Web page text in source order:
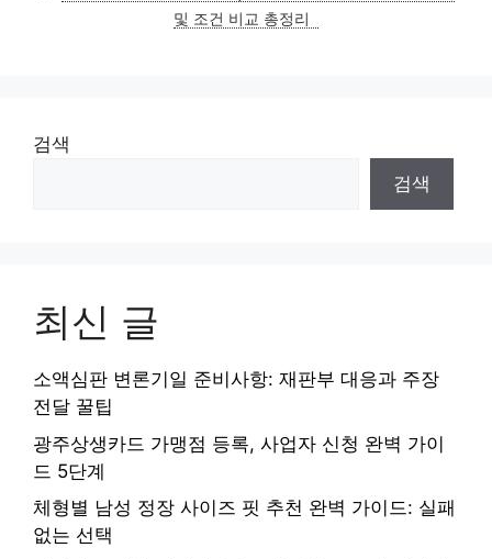
및 조건 비교 총정리
검색
검색
최신 글
소액심판 변론기일 준비사항: 재판부 대응과 주장
전달 꿀팁
광주상생카드 가맹점 등록, 사업자 신청 완벽 가이
드 5단계
체형별 남성 정장 사이즈 핏 추천 완벽 가이드: 실패
없는 선택